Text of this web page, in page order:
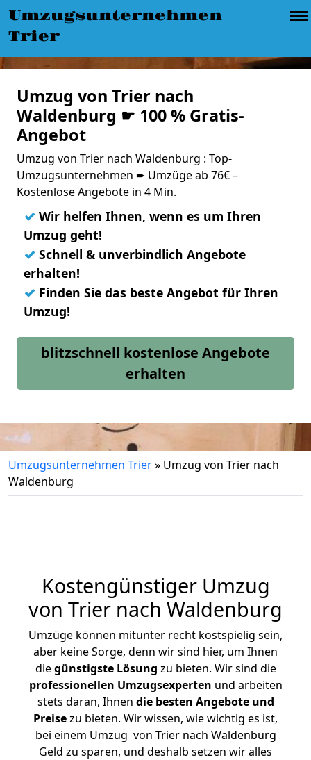
Umzugsunternehmen
Trier
Umzug von Trier nach
Waldenburg ☛ 100 % Gratis-
Angebot
Umzug von Trier nach Waldenburg : Top-
Umzugsunternehmen ➨ Umzüge ab 76€ –
Kostenlose Angebote in 4 Min.
✓ Wir helfen Ihnen, wenn es um Ihren
Umzug geht!
✓ Schnell & unverbindlich Angebote
erhalten!
✓ Finden Sie das beste Angebot für Ihren
Umzug!
blitzschnell kostenlose Angebote
erhalten
Umzugsunternehmen Trier» Umzug von Trier nach
Waldenburg
Kostengünstiger Umzug
von Trier nach Waldenburg
Umzüge können mitunter recht kostspielig sein,
aber keine Sorge, denn wir sind hier, um Ihnen
diegünstigste Lösung zu bieten. Wir sind die
professionellen Umzugsexperten und arbeiten
stets daran, Ihnen die besten Angebote und
Preisezu bieten. Wir wissen, wie wichtig es ist,
bei einem Umzug von Trier nach Waldenburg
Geld zu sparen, und deshalb setzen wir alles